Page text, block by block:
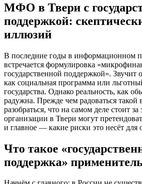
МФО в Твери с
поддержкой:
иллюзий
В последние годы в информационном
встречается формулировка
государственной поддержкой».
как социальная программа или
государства. Однако реальность, как
радужна. Прежде чем радоваться такой
разобраться, что на самом деле стоит
организации в Твери могут
и главное — какие риски это несёт для
Что такое
поддержка»